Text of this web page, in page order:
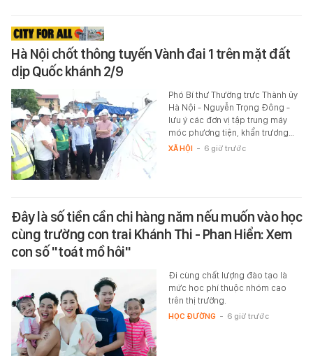
Hà Nội chốt thông tuyến Vành đai 1 trên mặt đất
dịp Quốc khánh 2/9
Phó Bí thư Thường trực Thành ủy
Hà Nội - Nguyễn Trọng Đông -
lưu ý các đơn vị tập trung máy
móc phương tiện, khẩn trương…
XÃ HỘI - 6 giờ trước
Đây là số tiền cần chi hàng năm nếu muốn vào học
cùng trường con trai Khánh Thi - Phan Hiển: Xem
con số "toát mồ hôi"
Đi cùng chất lượng đào tạo là
mức học phí thuộc nhóm cao
trên thị trường.
HỌC ĐƯỜNG - 6 giờ trước